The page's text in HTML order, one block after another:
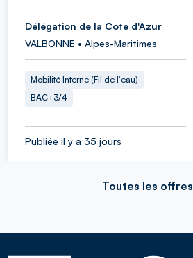
Délégation de la Cote d'Azur
VALBONNE • Alpes-Maritimes
Mobilité Interne (Fil de l'eau)
BAC+3/4
Publiée il y a 35 jours
Toutes les offres